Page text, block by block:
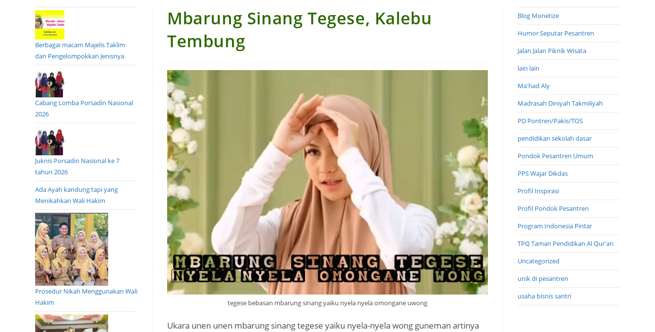
Mbarung Sinang Tegese, Kalebu
Tembung
tegese bebasan mbarung sinang yaiku nyela nyela omongane uwong
Ukara unen unen mbarung sinang tegese yaiku nyela-nyela wong guneman artinya
Berbagai macam Majelis Taklim
dan Pengelompokkan Jenisnya
Cabang Lomba Porsadin Nasional
2026
Juknis Porsadin Nasional ke 7
tahun 2026
Ada Ayah kandung tapi yang
Menikahkan Wali Hakim
Prosedur Nikah Menggunakan Wali
Hakim
Blog Monetize
Humor Seputar Pesantren
Jalan Jalan Piknik Wisata
lain lain
Ma'had Aly
Madrasah Diniyah Takmiliyah
PD Pontren/Pakis/TOS
pendidikan sekolah dasar
Pondok Pesantren Umum
PPS Wajar Dikdas
Profil Inspirasi
Profil Pondok Pesantren
Program Indonesia Pintar
TPQ Taman Pendidikan Al Qur'an
Uncategorized
unik di pesantren
usaha bisnis santri